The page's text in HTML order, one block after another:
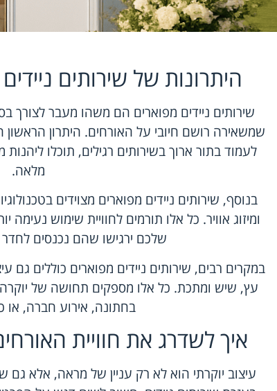
היתרונות של שירותים
שירותים ניידים מפוארים הם משהו מעבר לצורך
שמשאירה רושם חיובי על האורחים. היתרון
לעמוד בתור ארוך בשירותים רגילים, תוכלו
מלאה.
בנוסף, שירותים ניידים מפוארים מצוידים
ומיזוג אוויר. כל אלו תורמים לחוויית שימוש
שלכם ירגישו שהם נכנסים לחדר
במקרים רבים, שירותים ניידים מפוארים כוללים גם
עץ, שיש ומתכת. כל אלו מספקים תחושה של יוקרה
בחתונה, אירוע חברה, או
איך לשדרג את חוויית
עיצוב יוקרתי הוא לא רק עניין של מראה, אלא גם